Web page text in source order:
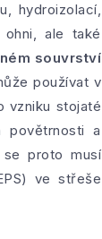
hydroizolací,
ale také
souvrství
používat v
vzniku stojaté
povětrnosti a
se proto musí
ve střeše